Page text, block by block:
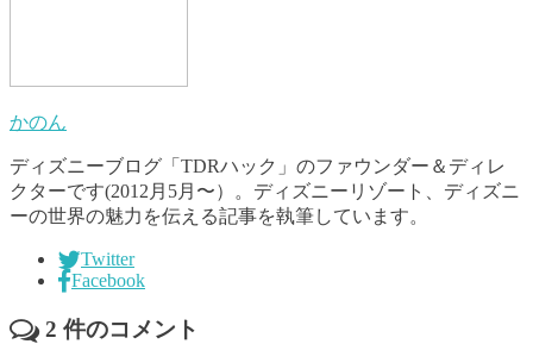
かのん
ディズニーブログ「TDRハック」のファウンダー＆ディレ
クターです(2012月5月〜）。ディズニーリゾート、ディズニ
ーの世界の魅力を伝える記事を執筆しています。
Twitter
Facebook
2 件のコメント